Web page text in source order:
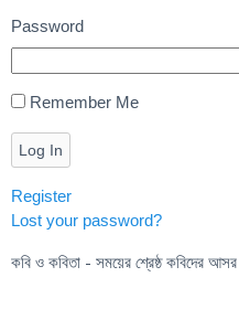
Password
Remember Me
Log In
Register
Lost your password?
কবি ও কবিতা - সময়ের শ্রেষ্ঠ কবিদের আসর